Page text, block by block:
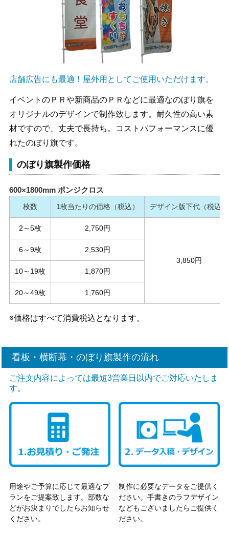
店舗広告にも最適！屋外用としてご使用いただけます。
イベントのＰＲや新商品のＰＲなどに最適なのぼり旗を
オリジナルのデザインで制作致します。耐久性の高い素
材ですので、丈夫で長持ち。コストパフォーマンスに優
れたのぼり旗です。
のぼり旗製作価格
600×1800mm ポンジクロス
枚数 1枚当たりの価格（税込） デザイン版下代（税込）
2～5枚 2,750円
3,850円
6～9枚 2,530円
10～19枚 1,870円
20～49枚 1,760円
※価格はすべて消費税込となります。
看板・横断幕・のぼり旗製作の流れ
ご注文内容によっては最短3営業日以内でご対応いたしま
す。
用途やご予算に応じて最適なプ
ランをご提案致します。部数な
どがお決まりでしたらお知らせ
ください。
制作に必要なデータをご提供く
ださい。手書きのラフデザイン
などもございましたらご提供く
ださい。